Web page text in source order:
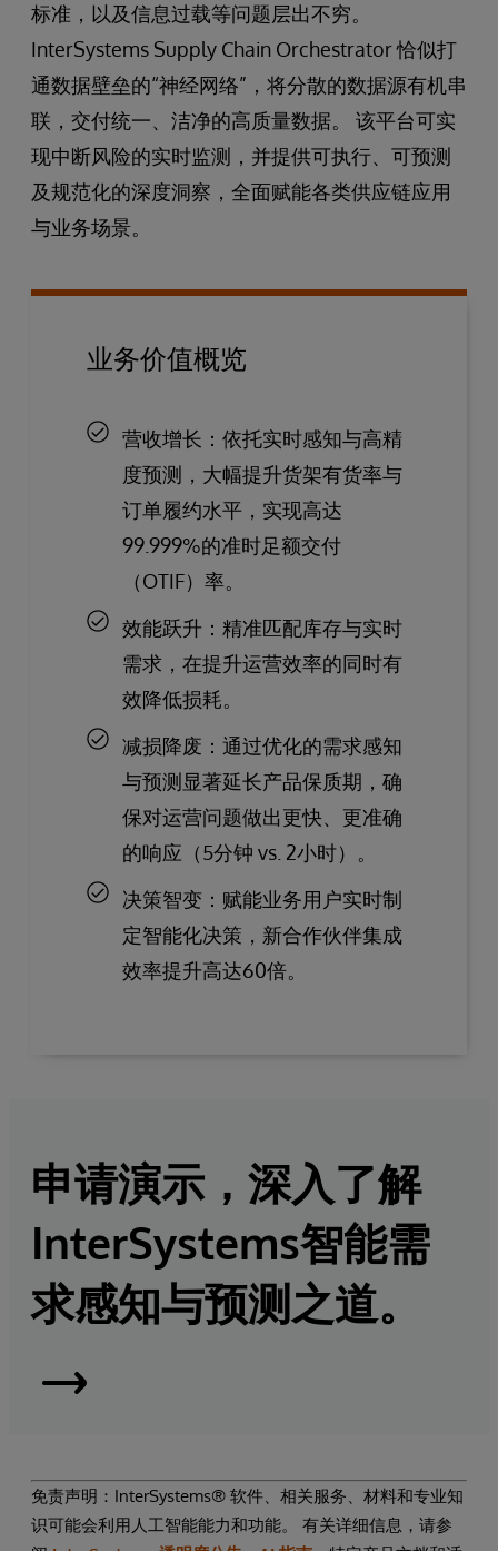
标准，以及信息过载等问题层出不穷。
InterSystems Supply Chain Orchestrator​ 恰似打
通数据壁垒的“神经网络”，将分散的数据源有机串
联，交付统一、洁净的高质量数据。 该平台可实
现中断风险的实时监测，并提供可执行、可预测
及规范化的深度洞察，全面赋能各类供应链应用
与业务场景。
业务价值概览
营收增长：依托实时感知与高精
度预测，大幅提升货架有货率与
订单履约水平，实现高达
99.999%的准时足额交付
（OTIF）率。
效能跃升：精准匹配库存与实时
需求，在提升运营效率的同时有
效降低损耗。
减损降废：通过优化的需求感知
与预测显著延长产品保质期，确
保对运营问题做出更快、更准确
的响应（5分钟 vs. 2小时）。
决策智变：赋能业务用户实时制
定智能化决策，新合作伙伴集成
效率提升高达60倍。
申请演示，深入了解
InterSystems智能需
求感知与预测之道。
InterSystems
Chain
免责声明：InterSystems® 软件、相关服务、材料和专业知
识可能会利用人工智能能力和功能。 有关详细信息，请参